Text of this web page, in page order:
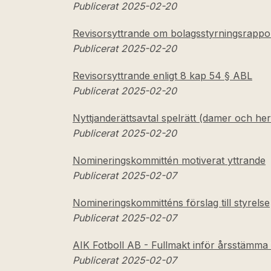
Publicerat 2025-02-20
Revisorsyttrande om
Publicerat 2025-02-20
Revisorsyttrande enligt 8 kap 54 § ABL
Publicerat 2025-02-20
Nyttjanderättsavtal spelrätt (damer och
Publicerat 2025-02-20
Nomineringskommittén motiverat yttrande
Publicerat 2025-02-07
Nomineringskommitténs förslag till styrelse
Publicerat 2025-02-07
AIK Fotboll AB - Fullmakt inför årsstämma
Publicerat 2025-02-07